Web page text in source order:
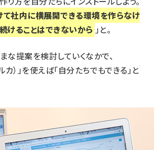
社内に横展開できる環境を作らなけ
けることはできないから 」と。
な提案を検討していくなかで、
カ）」を使えば「自分たちでもできる」と